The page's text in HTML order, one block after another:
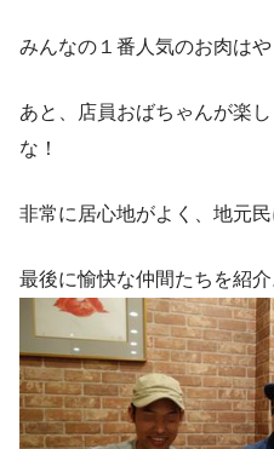
みんなの１番人気のお肉は
あと、店員おばちゃんが楽
な！
非常に居心地がよく、地元
最後に愉快な仲間たちを紹介